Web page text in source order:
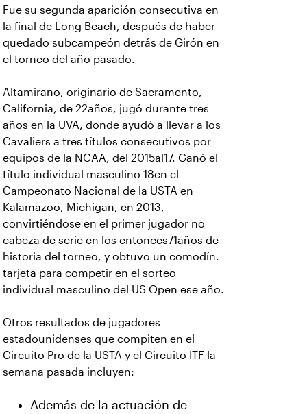
Fue su segunda aparición consecutiva en
la final de Long Beach, después de haber
quedado subcampeón detrás de Girón en
el torneo del año pasado.
Altamirano, originario de Sacramento,
California, de 22años, jugó durante tres
años en la UVA, donde ayudó a llevar a los
Cavaliers a tres títulos consecutivos por
equipos de la NCAA, del 2015al17. Ganó el
título individual masculino 18en el
Campeonato Nacional de la USTA en
Kalamazoo, Michigan, en 2013,
convirtiéndose en el primer jugador no
cabeza de serie en los entonces71años de
historia del torneo, y obtuvo un comodín.
tarjeta para competir en el sorteo
individual masculino del US Open ese año.
Otros resultados de jugadores
estadounidenses que compiten en el
Circuito Pro de la USTA y el Circuito ITF la
semana pasada incluyen:
Además de la actuación de